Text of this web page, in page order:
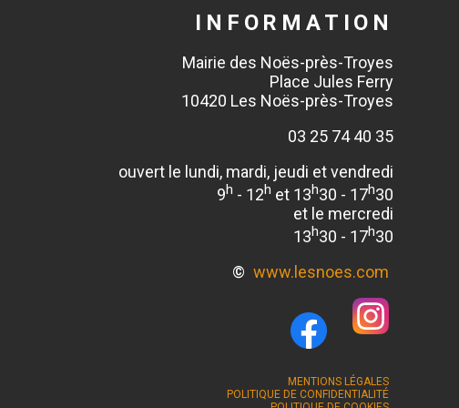
INFORMATION
Mairie des Noës-près-Troyes
Place Jules Ferry
10420 Les Noës-près-Troyes
03 25 74 40 35
ouvert le lundi, mardi, jeudi et vendredi
9h - 12h et 13h30 - 17h30
et le mercredi
13h30 - 17h30
© www.lesnoes.com
MENTIONS LÉGALES
POLITIQUE DE CONFIDENTIALITÉ